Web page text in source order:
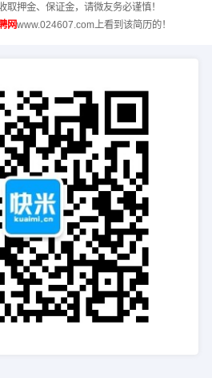
押金、保证金，请微友务必谨慎！
网www.024607.com上看到该简历的！